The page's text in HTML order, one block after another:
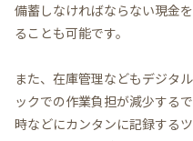
備蓄しなければならない現金
ることも可能です。
また、在庫管理などもデジタ
ックでの作業負担が減少する
時などにカンタンに記録する